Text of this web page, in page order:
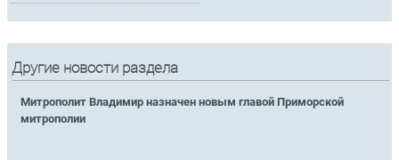
Другие новости раздела
Митрополит Владимир назначен новым главой Приморской
митрополии